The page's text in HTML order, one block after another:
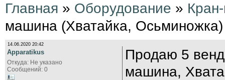
Главная » Оборудование »
машина (Хватайка, Осьминожка)
14.06.2020 20:42
Apparatikus
Откуда: Не указано
Сообщений: 0
Продаю 5
машина,